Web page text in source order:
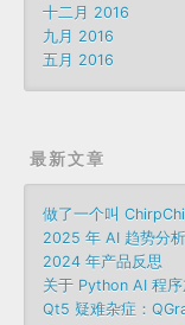
十二月 2016
九月 2016
五月 2016
最新文章
做了一个叫
2025 年 AI 趋势分析
2024 年产品反思
关于 Python AI 程
Qt5 疑难杂症：